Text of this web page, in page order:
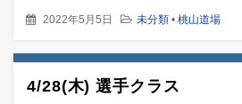
2022年5月5日 未分類 • 桃山道場
4/28(木) 選手クラス